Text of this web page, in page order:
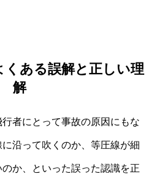
くある誤解と正しい理
解
者にとって事故の原因にもな
沿って吹くのか、等圧線が細
か、といった誤った認識を正